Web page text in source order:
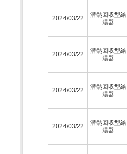
2024/03/22
潜熱回収型給
湯器
2024/03/22
潜熱回収型給
湯器
2024/03/22
潜熱回収型給
湯器
2024/03/22
潜熱回収型給
湯器